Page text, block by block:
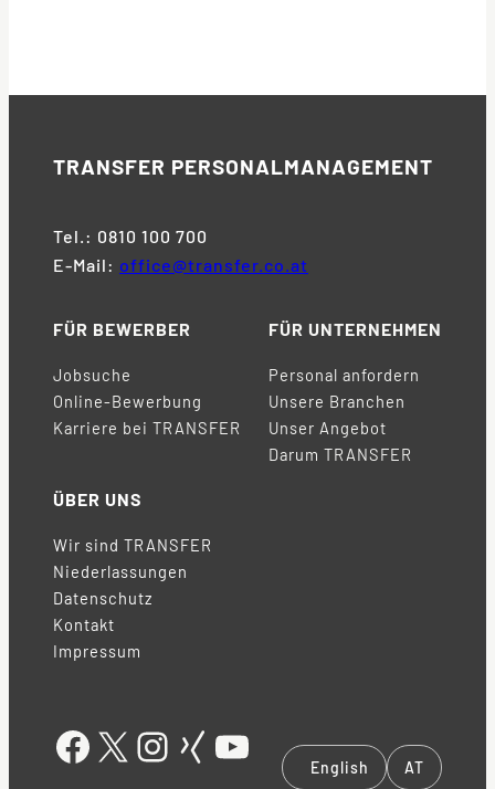
TRANSFER PERSONALMANAGEMENT
Tel.: 0810 100 700
E-Mail: office@transfer.co.at
FÜR BEWERBER
Jobsuche
Online-Bewerbung
Karriere bei TRANSFER
FÜR UNTERNEHMEN
Personal anfordern
Unsere Branchen
Unser Angebot
Darum TRANSFER
ÜBER UNS
Wir sind TRANSFER
Niederlassungen
Datenschutz
Kontakt
Impressum
#!trpst#trp-gettext data-trpgettextoriginal=1068#!trpen#Facebook#!trpst#/trp-gettext#!trpen# #!trpst#trp-gettext data-trpgettextoriginal=1102#!trpen#X#!trpst#/trp-gettext#!trpen# #!trpst#trp-gettext data-trpgettextoriginal=1076#!trpen#Instagram#!trpst#/trp-gettext#!trpen# Xing #!trpst#trp-gettext data-trpgettextoriginal=1104#!trpen#YouTube#!trpst#/trp-gettext#!trpen# English AT